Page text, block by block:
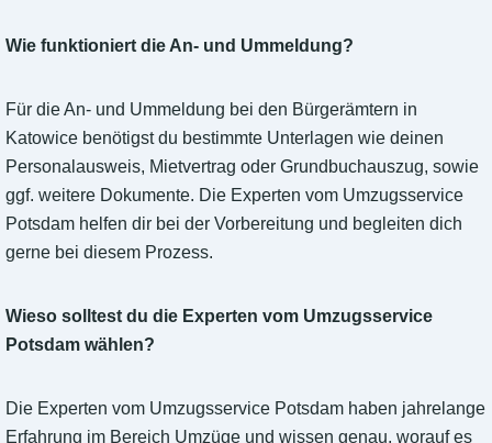
Wie funktioniert die An- und Ummeldung?
Für die An- und Ummeldung bei den Bürgerämtern in
Katowice benötigst du bestimmte Unterlagen wie deinen
Personalausweis, Mietvertrag oder Grundbuchauszug, sowie
ggf. weitere Dokumente. Die Experten vom Umzugsservice
Potsdam helfen dir bei der Vorbereitung und begleiten dich
gerne bei diesem Prozess.
Wieso solltest du die Experten vom Umzugsservice
Potsdam wählen?
Die Experten vom Umzugsservice Potsdam haben jahrelange
Erfahrung im Bereich Umzüge und wissen genau, worauf es